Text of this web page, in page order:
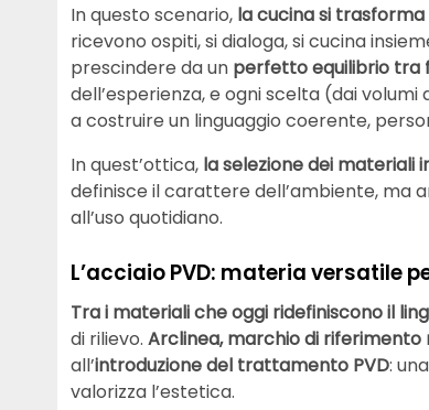
In questo scenario, la cucina si
ricevono ospiti, si dialoga, si cucina
prescindere da un perfetto equilibrio tra
dell’esperienza, e ogni scelta (dai
a costruire un linguaggio coerente,
In quest’ottica, la selezione dei materiali
definisce il carattere dell’ambiente, ma
all’uso quotidiano.
L’acciaio PVD: materia versatile
Tra i materiali che oggi ridefiniscono il
di rilievo. Arclinea, marchio di
all’introduzione del trattamento PVD:
valorizza l’estetica.